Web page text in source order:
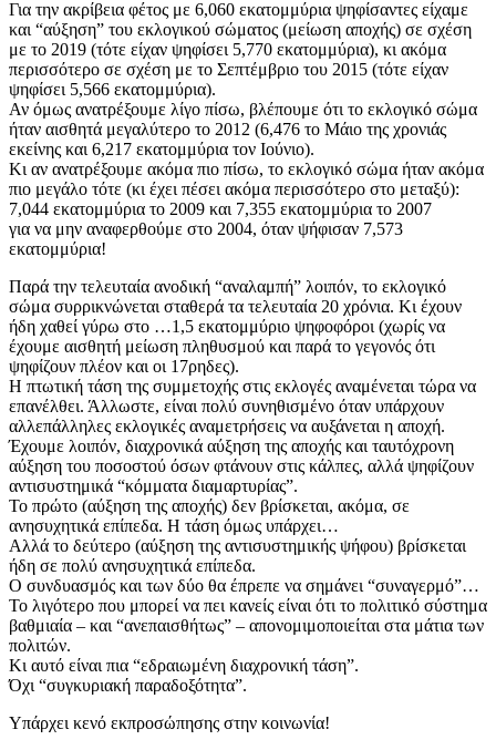
Για την ακρίβεια φέτος με 6,060 εκατομμύρια ψηφίσαντες είχαμε
και “αύξηση” του εκλογικού σώματος (μείωση αποχής) σε σχέση
με το 2019 (τότε είχαν ψηφίσει 5,770 εκατομμύρια), κι ακόμα
περισσότερο σε σχέση με το Σεπτέμβριο του 2015 (τότε είχαν
ψηφίσει 5,566 εκατομμύρια).
Αν όμως ανατρέξουμε λίγο πίσω, βλέπουμε ότι το εκλογικό σώμα
ήταν αισθητά μεγαλύτερο το 2012 (6,476 το Μάιο της χρονιάς
εκείνης και 6,217 εκατομμύρια τον Ιούνιο).
Κι αν ανατρέξουμε ακόμα πιο πίσω, το εκλογικό σώμα ήταν ακόμα
πιο μεγάλο τότε (κι έχει πέσει ακόμα περισσότερο στο μεταξύ):
7,044 εκατομμύρια το 2009 και 7,355 εκατομμύρια το 2007
για να μην αναφερθούμε στο 2004, όταν ψήφισαν 7,573
εκατομμύρια!
Παρά την τελευταία ανοδική “αναλαμπή” λοιπόν, το εκλογικό
σώμα συρρικνώνεται σταθερά τα τελευταία 20 χρόνια. Κι έχουν
ήδη χαθεί γύρω στο …1,5 εκατομμύριο ψηφοφόροι (χωρίς να
έχουμε αισθητή μείωση πληθυσμού και παρά το γεγονός ότι
ψηφίζουν πλέον και οι 17ρηδες).
Η πτωτική τάση της συμμετοχής στις εκλογές αναμένεται τώρα να
επανέλθει. Άλλωστε, είναι πολύ συνηθισμένο όταν υπάρχουν
αλλεπάλληλες εκλογικές αναμετρήσεις να αυξάνεται η αποχή.
Έχουμε λοιπόν, διαχρονικά αύξηση της αποχής και ταυτόχρονη
αύξηση του ποσοστού όσων φτάνουν στις κάλπες, αλλά ψηφίζουν
αντισυστημικά “κόμματα διαμαρτυρίας”.
Το πρώτο (αύξηση της αποχής) δεν βρίσκεται, ακόμα, σε
ανησυχητικά επίπεδα. Η τάση όμως υπάρχει…
Αλλά το δεύτερο (αύξηση της αντισυστημικής ψήφου) βρίσκεται
ήδη σε πολύ ανησυχητικά επίπεδα.
Ο συνδυασμός και των δύο θα έπρεπε να σημάνει “συναγερμό”…
Το λιγότερο που μπορεί να πει κανείς είναι ότι το πολιτικό σύστημα
βαθμιαία – και “ανεπαισθήτως” – απονομιμοποιείται στα μάτια των
πολιτών.
Κι αυτό είναι πια “εδραιωμένη διαχρονική τάση”.
Όχι “συγκυριακή παραδοξότητα”.
Υπάρχει κενό εκπροσώπησης στην κοινωνία!